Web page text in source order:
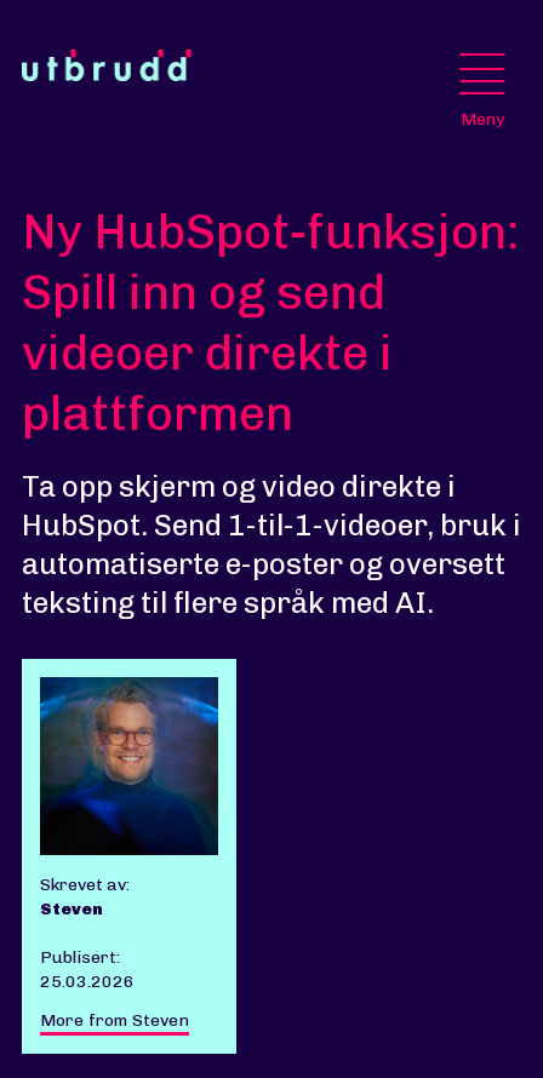
Meny
Ny HubSpot-funksjon:
Spill inn og send
videoer direkte i
plattformen
Ta opp skjerm og video direkte i
HubSpot. Send 1-til-1-videoer, bruk i
automatiserte e-poster og oversett
teksting til flere språk med AI.
Skrevet av:
Steven
Publisert:
25.03.2026
More from Steven